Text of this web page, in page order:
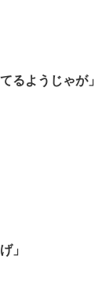
るようじゃが」
」